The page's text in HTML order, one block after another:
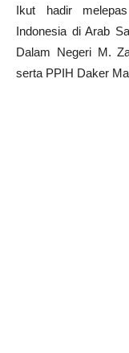
Ikut hadir
Indonesia di Arab
Dalam Negeri M.
serta PPIH Daker